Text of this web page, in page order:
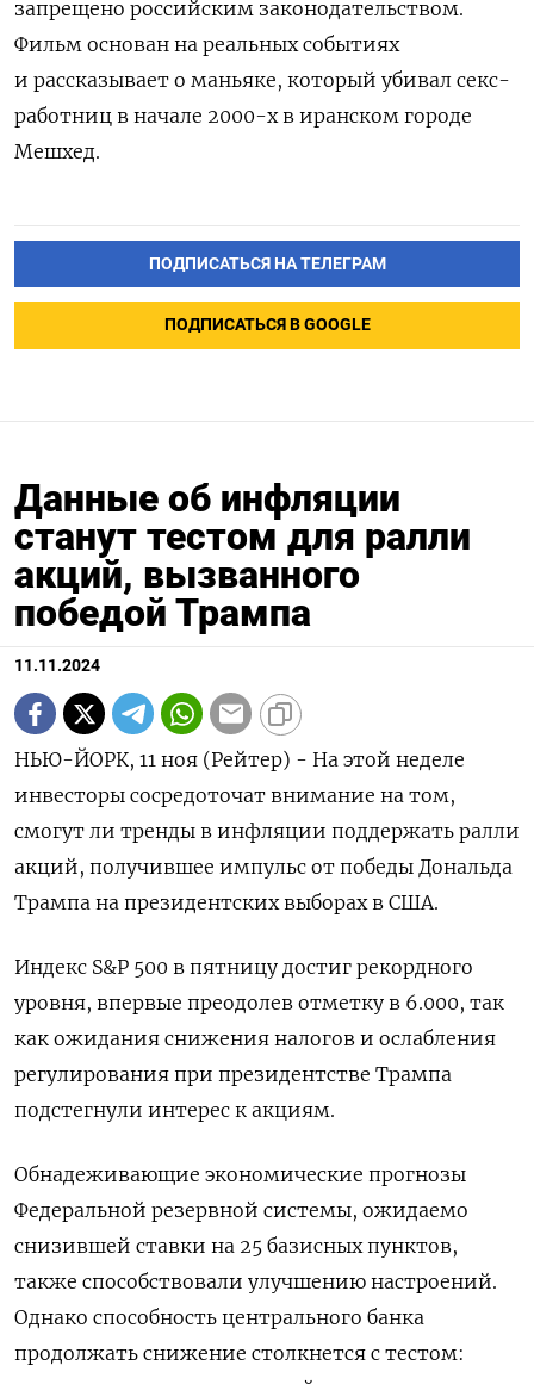
запрещено российским законодательством.
Фильм основан на реальных событиях
и рассказывает о маньяке, который убивал секс-
работниц в начале 2000-х в иранском городе
Мешхед.
ПОДПИСАТЬСЯ НА ТЕЛЕГРАМ
ПОДПИСАТЬСЯ В GOOGLE
Данные об инфляции
станут тестом для ралли
акций, вызванного
победой Трампа
11.11.2024
НЬЮ-ЙОРК, 11 ноя (Рейтер) - На этой неделе
инвесторы сосредоточат внимание на том,
смогут ли тренды в инфляции поддержать ралли
акций, получившее импульс от победы Дональда
Трампа на президентских выборах в США.
Индекс S&P 500 в пятницу достиг рекордного
уровня, впервые преодолев отметку в 6.000, так
как ожидания снижения налогов и ослабления
регулирования при президентстве Трампа
подстегнули интерес к акциям.
Обнадеживающие экономические прогнозы
Федеральной резервной системы, ожидаемо
снизившей ставки на 25 базисных пунктов,
также способствовали улучшению настроений.
Однако способность центрального банка
продолжать снижение столкнется с тестом: